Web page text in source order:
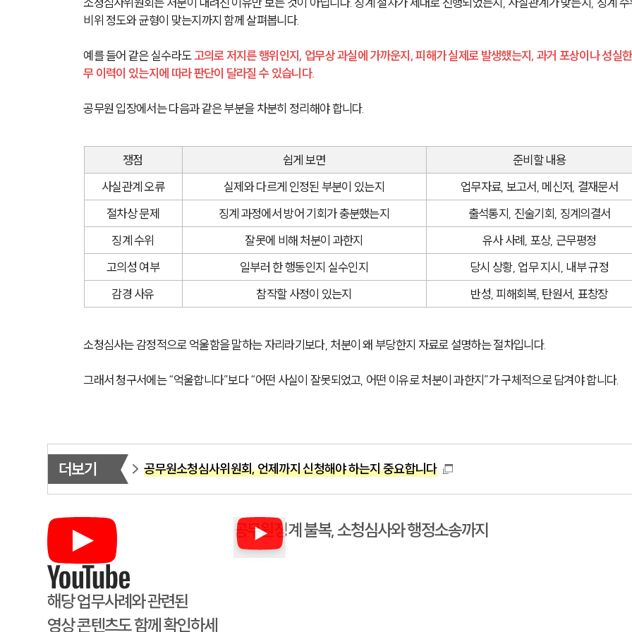
비위 정도와 균형이 맞는지까지 함께 살펴봅니다.
예를 들어 같은 실수라도 고의로 저지른 행위인지, 업무상 과실에 가까운지, 피해가 실제로 발생했는지, 과거 포상이나 성실
무 이력이 있는지에 따라 판단이 달라질 수 있습니다.
공무원 입장에서는 다음과 같은 부분을 차분히 정리해야 합니다.
쟁점 쉽게 보면
준비할 내용
사실관계 오류
실제와 다르게 인정된 부분이 있는지
업무자료, 보고서, 메신저, 결재문서
절차상 문제
징계 과정에서 방어 기회가 충분했는지
출석통지, 진술기회, 징계의결서
징계 수위
잘못에 비해 처분이 과한지
유사 사례, 포상, 근무평정
고의성 여부
일부러 한 행동인지 실수인지
당시 상황, 업무 지시, 내부 규정
감경 사유
참작할 사정이 있는지 반성, 피해회복, 탄원서, 표창장
소청심사는 감정적으로 억울함을 말하는 자리라기보다, 처분이 왜 부당한지 자료로 설명하는 절차입니다.
그래서 청구서에는 “억울합니다”보다 “어떤 사실이 잘못되었고, 어떤 이유로 처분이 과한지”가 구체적으로 담겨야 합니다.
더보기 공무원소청심사위원회, 언제까지 신청해야 하는지 중요합니다
해당 업무사례와 관련된
영상 콘텐츠도 함께 확인하세
공무원징계 불복, 소청심사와 행정소송까지